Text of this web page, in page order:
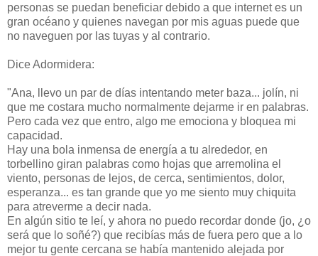
personas se puedan beneficiar debido a que internet es un
gran océano y quienes navegan por mis aguas puede que
no naveguen por las tuyas y al contrario.
Dice Adormidera:
"Ana, llevo un par de días intentando meter baza... jolín, ni
que me costara mucho normalmente dejarme ir en palabras.
Pero cada vez que entro, algo me emociona y bloquea mi
capacidad.
Hay una bola inmensa de energía a tu alrededor, en
torbellino giran palabras como hojas que arremolina el
viento, personas de lejos, de cerca, sentimientos, dolor,
esperanza... es tan grande que yo me siento muy chiquita
para atreverme a decir nada.
En algún sitio te leí, y ahora no puedo recordar donde (jo, ¿o
será que lo soñé?) que recibías más de fuera pero que a lo
mejor tu gente cercana se había mantenido alejada por